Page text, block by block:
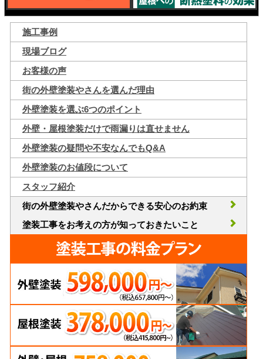
施工事例
現場ブログ
お客様の声
街の外壁塗装やさんを選んだ理由
外壁塗装を選ぶ6つのポイント
外壁・屋根塗装だけで雨漏りは直せません
外壁塗装の疑問や不安なんでもQ&A
外壁塗装のお値段について
スタッフ紹介
街の外壁塗装やさんだからできる安心のお約束
塗装工事をお考えの方が知っておきたいこと